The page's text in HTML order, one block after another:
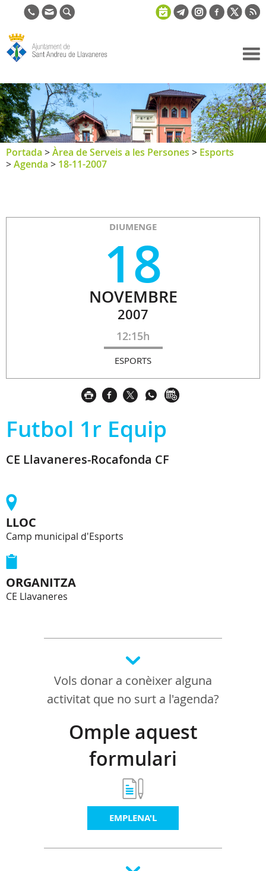
de Sant
Andreu de
Llavaneres
Portada >Àrea de Serveis a les Persones > Esports
>Agenda > 18-11-2007
DIUMENGE
18
NOVEMBRE
2007
12:15h
ESPORTS
Futbol 1r Equip
CE Llavaneres-Rocafonda CF
LLOC
Camp municipal d'Esports
ORGANITZA
CE Llavaneres
Vols donar a conèixer alguna
activitat que no surt a l'agenda?
Omple aquest
formulari
EMPLENA'L